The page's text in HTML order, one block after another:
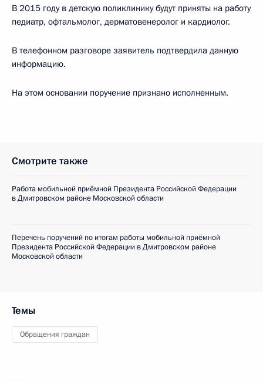
В 2015 году в детскую поликлинику будут приняты на работу
педиатр, офтальмолог, дерматовенеролог и кардиолог.
В телефонном разговоре заявитель подтвердила данную
информацию.
На этом основании поручение признано исполненным.
Смотрите также
Работа мобильной приёмной Президента Российской Федерации
в Дмитровском районе Московской области
Перечень поручений по итогам работы мобильной приёмной
Президента Российской Федерации в Дмитровском районе
Московской области
Темы
Обращения граждан